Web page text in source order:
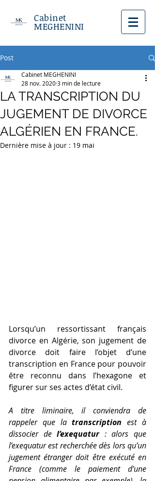
Cabinet
MEGHENINI
Post
LA TRANSCRIPTION DU
JUGEMENT DE DIVORCE
ALGÉRIEN EN FRANCE.
Cabinet MEGHENINI
28 nov. 20203 min de lecture
Dernière mise à jour : 19 mai
Lorsqu’un ressortissant français
divorce en Algérie, son jugement de
divorce doit faire l’objet d’une
transcription en France pour pouvoir
être reconnu dans l’hexagone et
figurer sur ses actes d’état civil.
A titre liminaire, il conviendra de
rappeler que la transcription est à
dissocier de l’exequatur : alors que
l’exequatur est recherchée dès lors qu’un
jugement étranger doit être exécuté en
France (comme le paiement d’une